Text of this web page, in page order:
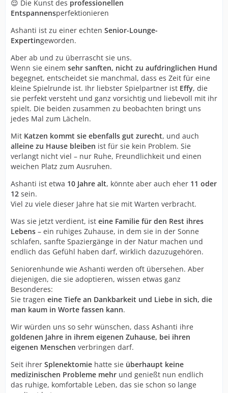
😌 Die Kunst des professionellen
Entspannensperfektionieren
Ashanti ist zu einer echten Senior-Lounge-
Expertingeworden.
Aber ab und zu überrascht sie uns.
Wenn sie einem sehr sanften, nicht zu aufdringlichen Hund
begegnet, entscheidet sie manchmal, dass es Zeit für eine
kleine Spielrunde ist. Ihr liebster Spielpartner ist Effy, die
sie perfekt versteht und ganz vorsichtig und liebevoll mit ihr
spielt. Die beiden zusammen zu beobachten bringt uns
jedes Mal zum Lächeln.
Mit Katzen kommt sie ebenfalls gut zurecht, und auch
alleine zu Hause bleiben ist für sie kein Problem. Sie
verlangt nicht viel – nur Ruhe, Freundlichkeit und einen
weichen Platz zum Ausruhen.
Ashanti ist etwa 10 Jahre alt, könnte aber auch eher 11 oder
12 sein.
Viel zu viele dieser Jahre hat sie mit Warten verbracht.
Was sie jetzt verdient, ist eine Familie für den Rest ihres
Lebens – ein ruhiges Zuhause, in dem sie in der Sonne
schlafen, sanfte Spaziergänge in der Natur machen und
endlich das Gefühl haben darf, wirklich dazuzugehören.
Seniorenhunde wie Ashanti werden oft übersehen. Aber
diejenigen, die sie adoptieren, wissen etwas ganz
Besonderes:
Sie tragen eine Tiefe an Dankbarkeit und Liebe in sich, die
man kaum in Worte fassen kann.
Wir würden uns so sehr wünschen, dass Ashanti ihre
goldenen Jahre in ihrem eigenen Zuhause, bei ihren
eigenen Menschen verbringen darf.
Seit ihrer Splenektomie hatte sie überhaupt keine
medizinischen Probleme mehr und genießt nun endlich
das ruhige, komfortable Leben, das sie schon so lange